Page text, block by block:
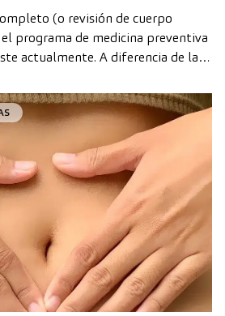
(o revisión de cuerpo
programa de medicina preventiva
actualmente. A diferencia de las
por la imagen de última
de forma exhaustiva el estado de
vascular y el cerebro antes
síntomas.